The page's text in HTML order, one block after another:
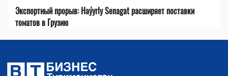
Экспортный прорыв: Haýyrly Senagat расширяет поставки
томатов в Грузию